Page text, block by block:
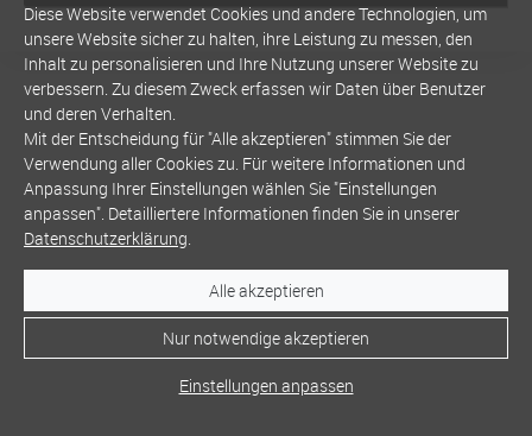
Diese Website verwendet Cookies und andere Technologien, um
unsere Website sicher zu halten, ihre Leistung zu messen, den
Inhalt zu personalisieren und Ihre Nutzung unserer Website zu
verbessern. Zu diesem Zweck erfassen wir Daten über Benutzer
und deren Verhalten.
Mit der Entscheidung für "Alle akzeptieren" stimmen Sie der
Verwendung aller Cookies zu. Für weitere Informationen und
Anpassung Ihrer Einstellungen wählen Sie "Einstellungen
anpassen". Detailliertere Informationen finden Sie in unserer
Datenschutzerklärung.
Alle akzeptieren
Nur notwendige akzeptieren
Einstellungen anpassen